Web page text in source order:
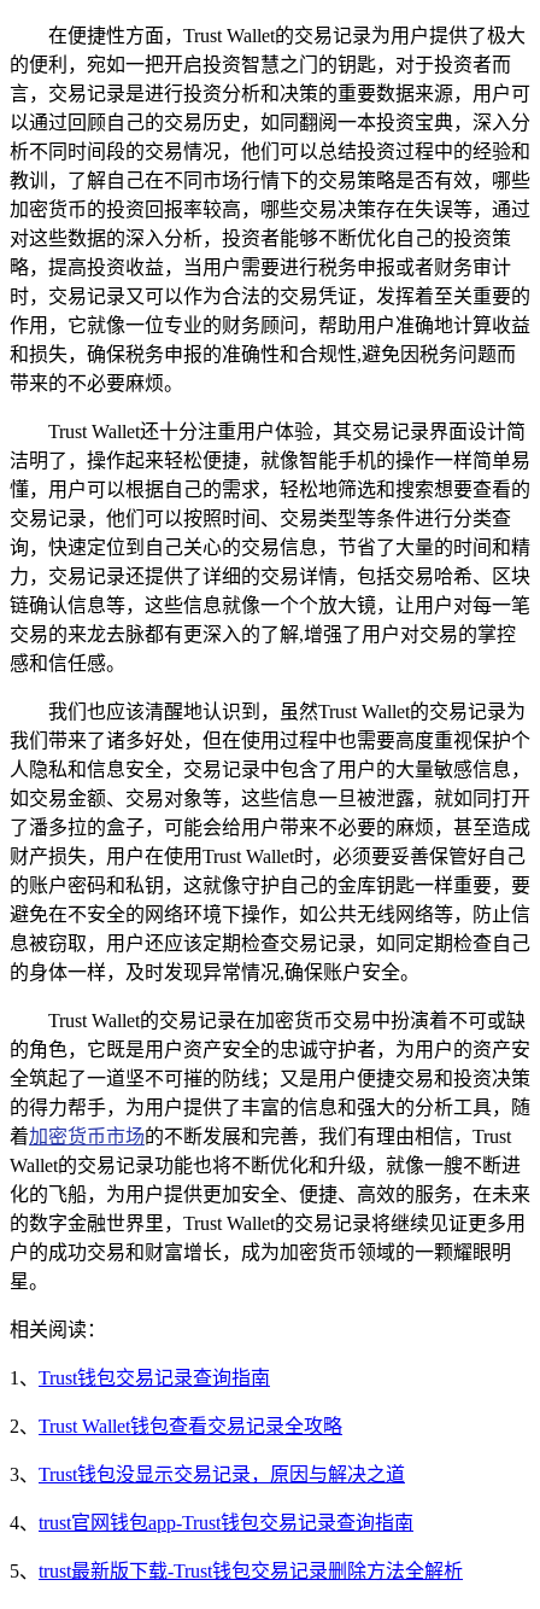
在便捷性方面，Trust Wallet的交易记录为用户提供了极大
的便利，宛如一把开启投资智慧之门的钥匙，对于投资者而
言，交易记录是进行投资分析和决策的重要数据来源，用户可
以通过回顾自己的交易历史，如同翻阅一本投资宝典，深入分
析不同时间段的交易情况，他们可以总结投资过程中的经验和
教训，了解自己在不同市场行情下的交易策略是否有效，哪些
加密货币的投资回报率较高，哪些交易决策存在失误等，通过
对这些数据的深入分析，投资者能够不断优化自己的投资策
略，提高投资收益，当用户需要进行税务申报或者财务审计
时，交易记录又可以作为合法的交易凭证，发挥着至关重要的
作用，它就像一位专业的财务顾问，帮助用户准确地计算收益
和损失，确保税务申报的准确性和合规性,避免因税务问题而
带来的不必要麻烦。
Trust Wallet还十分注重用户体验，其交易记录界面设计简
洁明了，操作起来轻松便捷，就像智能手机的操作一样简单易
懂，用户可以根据自己的需求，轻松地筛选和搜索想要查看的
交易记录，他们可以按照时间、交易类型等条件进行分类查
询，快速定位到自己关心的交易信息，节省了大量的时间和精
力，交易记录还提供了详细的交易详情，包括交易哈希、区块
链确认信息等，这些信息就像一个个放大镜，让用户对每一笔
交易的来龙去脉都有更深入的了解,增强了用户对交易的掌控
感和信任感。
我们也应该清醒地认识到，虽然Trust Wallet的交易记录为
我们带来了诸多好处，但在使用过程中也需要高度重视保护个
人隐私和信息安全，交易记录中包含了用户的大量敏感信息，
如交易金额、交易对象等，这些信息一旦被泄露，就如同打开
了潘多拉的盒子，可能会给用户带来不必要的麻烦，甚至造成
财产损失，用户在使用Trust Wallet时，必须要妥善保管好自己
的账户密码和私钥，这就像守护自己的金库钥匙一样重要，要
避免在不安全的网络环境下操作，如公共无线网络等，防止信
息被窃取，用户还应该定期检查交易记录，如同定期检查自己
的身体一样，及时发现异常情况,确保账户安全。
Trust Wallet的交易记录在加密货币交易中扮演着不可或缺
的角色，它既是用户资产安全的忠诚守护者，为用户的资产安
全筑起了一道坚不可摧的防线；又是用户便捷交易和投资决策
的得力帮手，为用户提供了丰富的信息和强大的分析工具，随
着加密货币市场的不断发展和完善，我们有理由相信，Trust
Wallet的交易记录功能也将不断优化和升级，就像一艘不断进
化的飞船，为用户提供更加安全、便捷、高效的服务，在未来
的数字金融世界里，Trust Wallet的交易记录将继续见证更多用
户的成功交易和财富增长，成为加密货币领域的一颗耀眼明
星。
相关阅读：
1、 Trust钱包交易记录查询指南
2、 Trust Wallet钱包查看交易记录全攻略
3、 Trust钱包没显示交易记录，原因与解决之道
4、 trust官网钱包app-Trust钱包交易记录查询指南
5、 trust最新版下载-Trust钱包交易记录删除方法全解析